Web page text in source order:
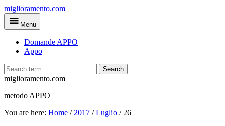
Skip
to
main
miglioramento.com
Menu
Domande APPO
Appo
Search
miglioramento.com
metodo APPO
You are here: Home / 2017 /Luglio / 26